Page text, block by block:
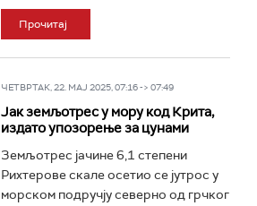
Прочитај
ЧЕТВРТАК, 22. МАЈ 2025, 07:16 -> 07:49
Јак земљотрес у мору код Крита,
издато упозорење за цунами
Земљотрес јачине 6,1 степени
Рихтерове скале осетио се јутрос у
морском подручју северно од грчког